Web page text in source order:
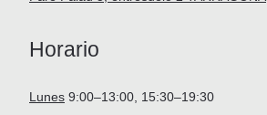
Horario
Lunes 9:00–13:00, 15:30–19:30